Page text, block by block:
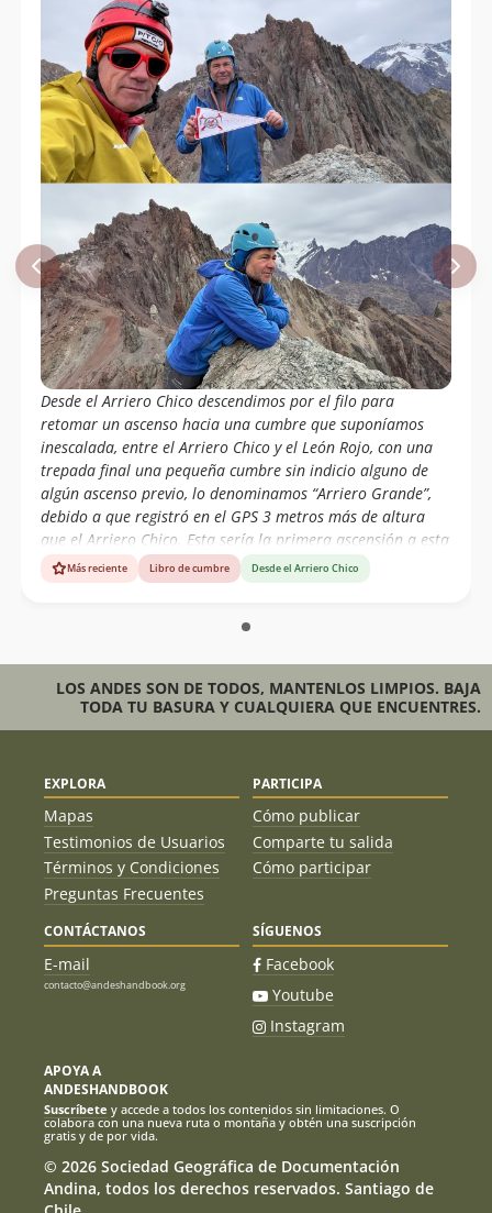
Desde el Arriero Chico descendimos por el filo para
retomar un ascenso hacia una cumbre que suponíamos
inescalada, entre el Arriero Chico y el León Rojo, con una
trepada final una pequeña cumbre sin indicio alguno de
algún ascenso previo, lo denominamos “Arriero Grande”,
debido a que registró en el GPS 3 metros más de altura
que el Arriero Chico. Esta sería la primera ascensión a esta
cumbre.Más reciente Libro de cumbre Desde el Arriero Chico
LOS ANDES SON DE TODOS, MANTENLOS LIMPIOS. BAJA
TODA TU BASURA Y CUALQUIERA QUE ENCUENTRES.
EXPLORA
Mapas
Testimonios de Usuarios
Términos y Condiciones
Preguntas Frecuentes
PARTICIPA
Cómo publicar
Comparte tu salida
Cómo participar
CONTÁCTANOS
E-mail
contacto@andeshandbook.org
SÍGUENOS
Facebook
Youtube
Instagram
APOYA A
ANDESHANDBOOK
Suscríbete y accede a todos los contenidos sin limitaciones. O
colabora con una nueva ruta o montaña y obtén una suscripción
gratis y de por vida.
© 2026 Sociedad Geográfica de Documentación
Andina, todos los derechos reservados. Santiago de